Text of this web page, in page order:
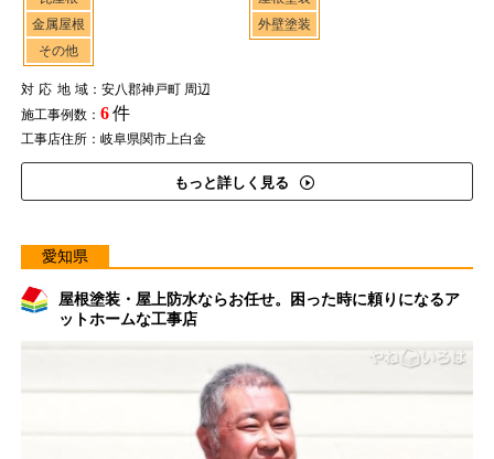
金属屋根
その他
外壁塗装
対応地域：安八郡神戸町 周辺
施工事例数： 6件
工事店住所：岐阜県関市上白金
もっと詳しく見る
愛知県
屋根塗装・屋上防水ならお任せ。困った時に頼りになるア
ットホームな工事店